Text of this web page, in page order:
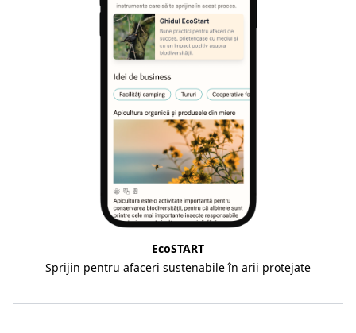
EcoSTART
Sprijin pentru afaceri sustenabile în arii protejate